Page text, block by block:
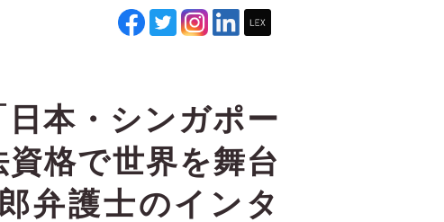
本・シンガポー
格で世界を舞台
弁護士のインタ